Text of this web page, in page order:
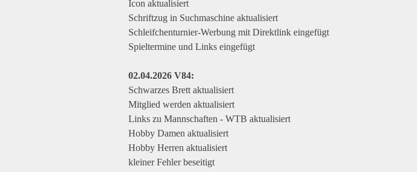
Icon aktualisiert
Schriftzug in Suchmaschine aktualisiert
Schleifchenturnier-Werbung mit Direktlink eingefügt
Spieltermine und Links eingefügt
02.04.2026 V84:
Schwarzes Brett aktualisiert
Mitglied werden aktualisiert
Links zu Mannschaften - WTB aktualisiert
Hobby Damen aktualisiert
Hobby Herren aktualisiert
kleiner Fehler beseitigt